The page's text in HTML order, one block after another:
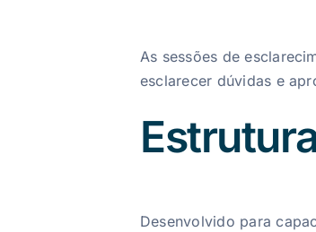
As sessões de
esclarecer dúvidas e
Desenvolvido para